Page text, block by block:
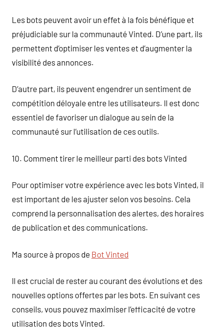
Les bots peuvent avoir un effet à la fois bénéfique et
préjudiciable sur la communauté Vinted. D’une part, ils
permettent d’optimiser les ventes et d’augmenter la
visibilité des annonces.
D’autre part, ils peuvent engendrer un sentiment de
compétition déloyale entre les utilisateurs. Il est donc
essentiel de favoriser un dialogue au sein de la
communauté sur l’utilisation de ces outils.
10. Comment tirer le meilleur parti des bots Vinted
Pour optimiser votre expérience avec les bots Vinted, il
est important de les ajuster selon vos besoins. Cela
comprend la personnalisation des alertes, des horaires
de publication et des communications.
Ma source à propos de Bot Vinted
Il est crucial de rester au courant des évolutions et des
nouvelles options offertes par les bots. En suivant ces
conseils, vous pouvez maximiser l’efficacité de votre
utilisation des bots Vinted.